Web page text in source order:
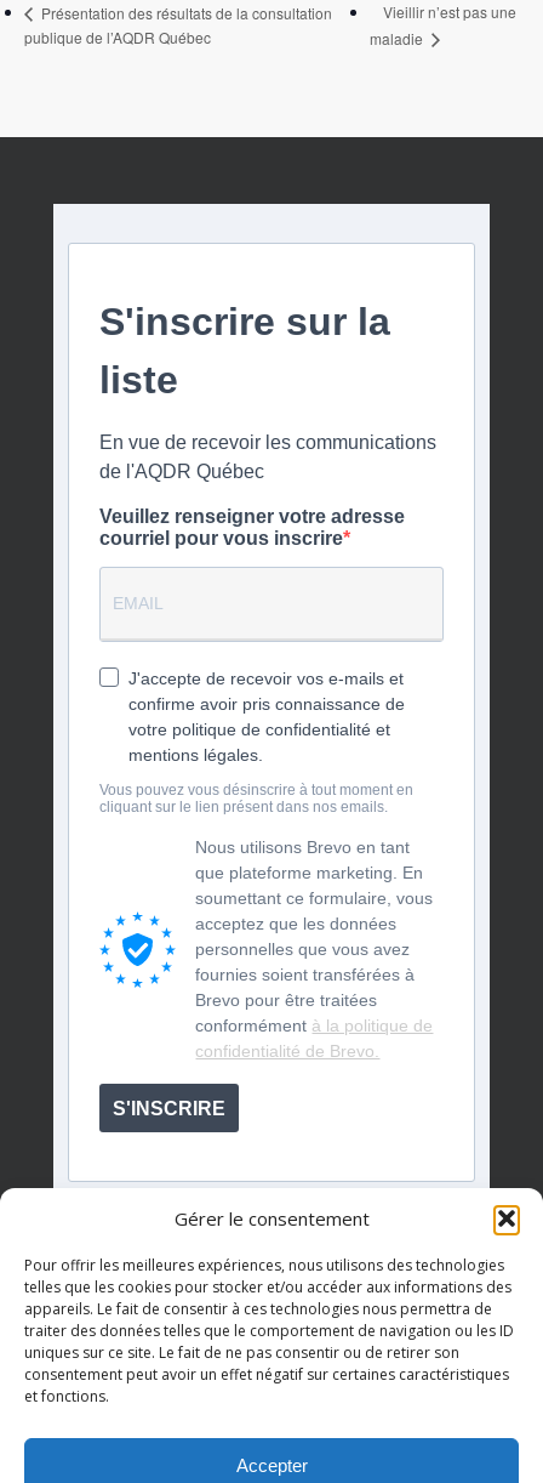
Gérer le consentement
Pour offrir les meilleures expériences, nous utilisons des technologies
telles que les cookies pour stocker et/ou accéder aux informations des
appareils. Le fait de consentir à ces technologies nous permettra de
traiter des données telles que le comportement de navigation ou les ID
uniques sur ce site. Le fait de ne pas consentir ou de retirer son
consentement peut avoir un effet négatif sur certaines caractéristiques
et fonctions.
Accepter
Présentation des résultats de la consultation
publique de l’AQDR Québec
Vieillir n’est pas une
maladie
S'inscrire sur la
liste
En vue de recevoir les communications
de l'AQDR Québec
Veuillez renseigner votre adresse
courriel pour vous inscrire
J'accepte de recevoir vos e-mails et
confirme avoir pris connaissance de
votre politique de confidentialité et
mentions légales.
Vous pouvez vous désinscrire à tout moment en
cliquant sur le lien présent dans nos emails.
Nous utilisons Brevo en tant
que plateforme marketing. En
soumettant ce formulaire, vous
acceptez que les données
personnelles que vous avez
fournies soient transférées à
Brevo pour être traitées
conformément à la politique de
confidentialité de Brevo.
S'INSCRIRE
Événements à venir
Il n’y a pas d’évènements à venir.